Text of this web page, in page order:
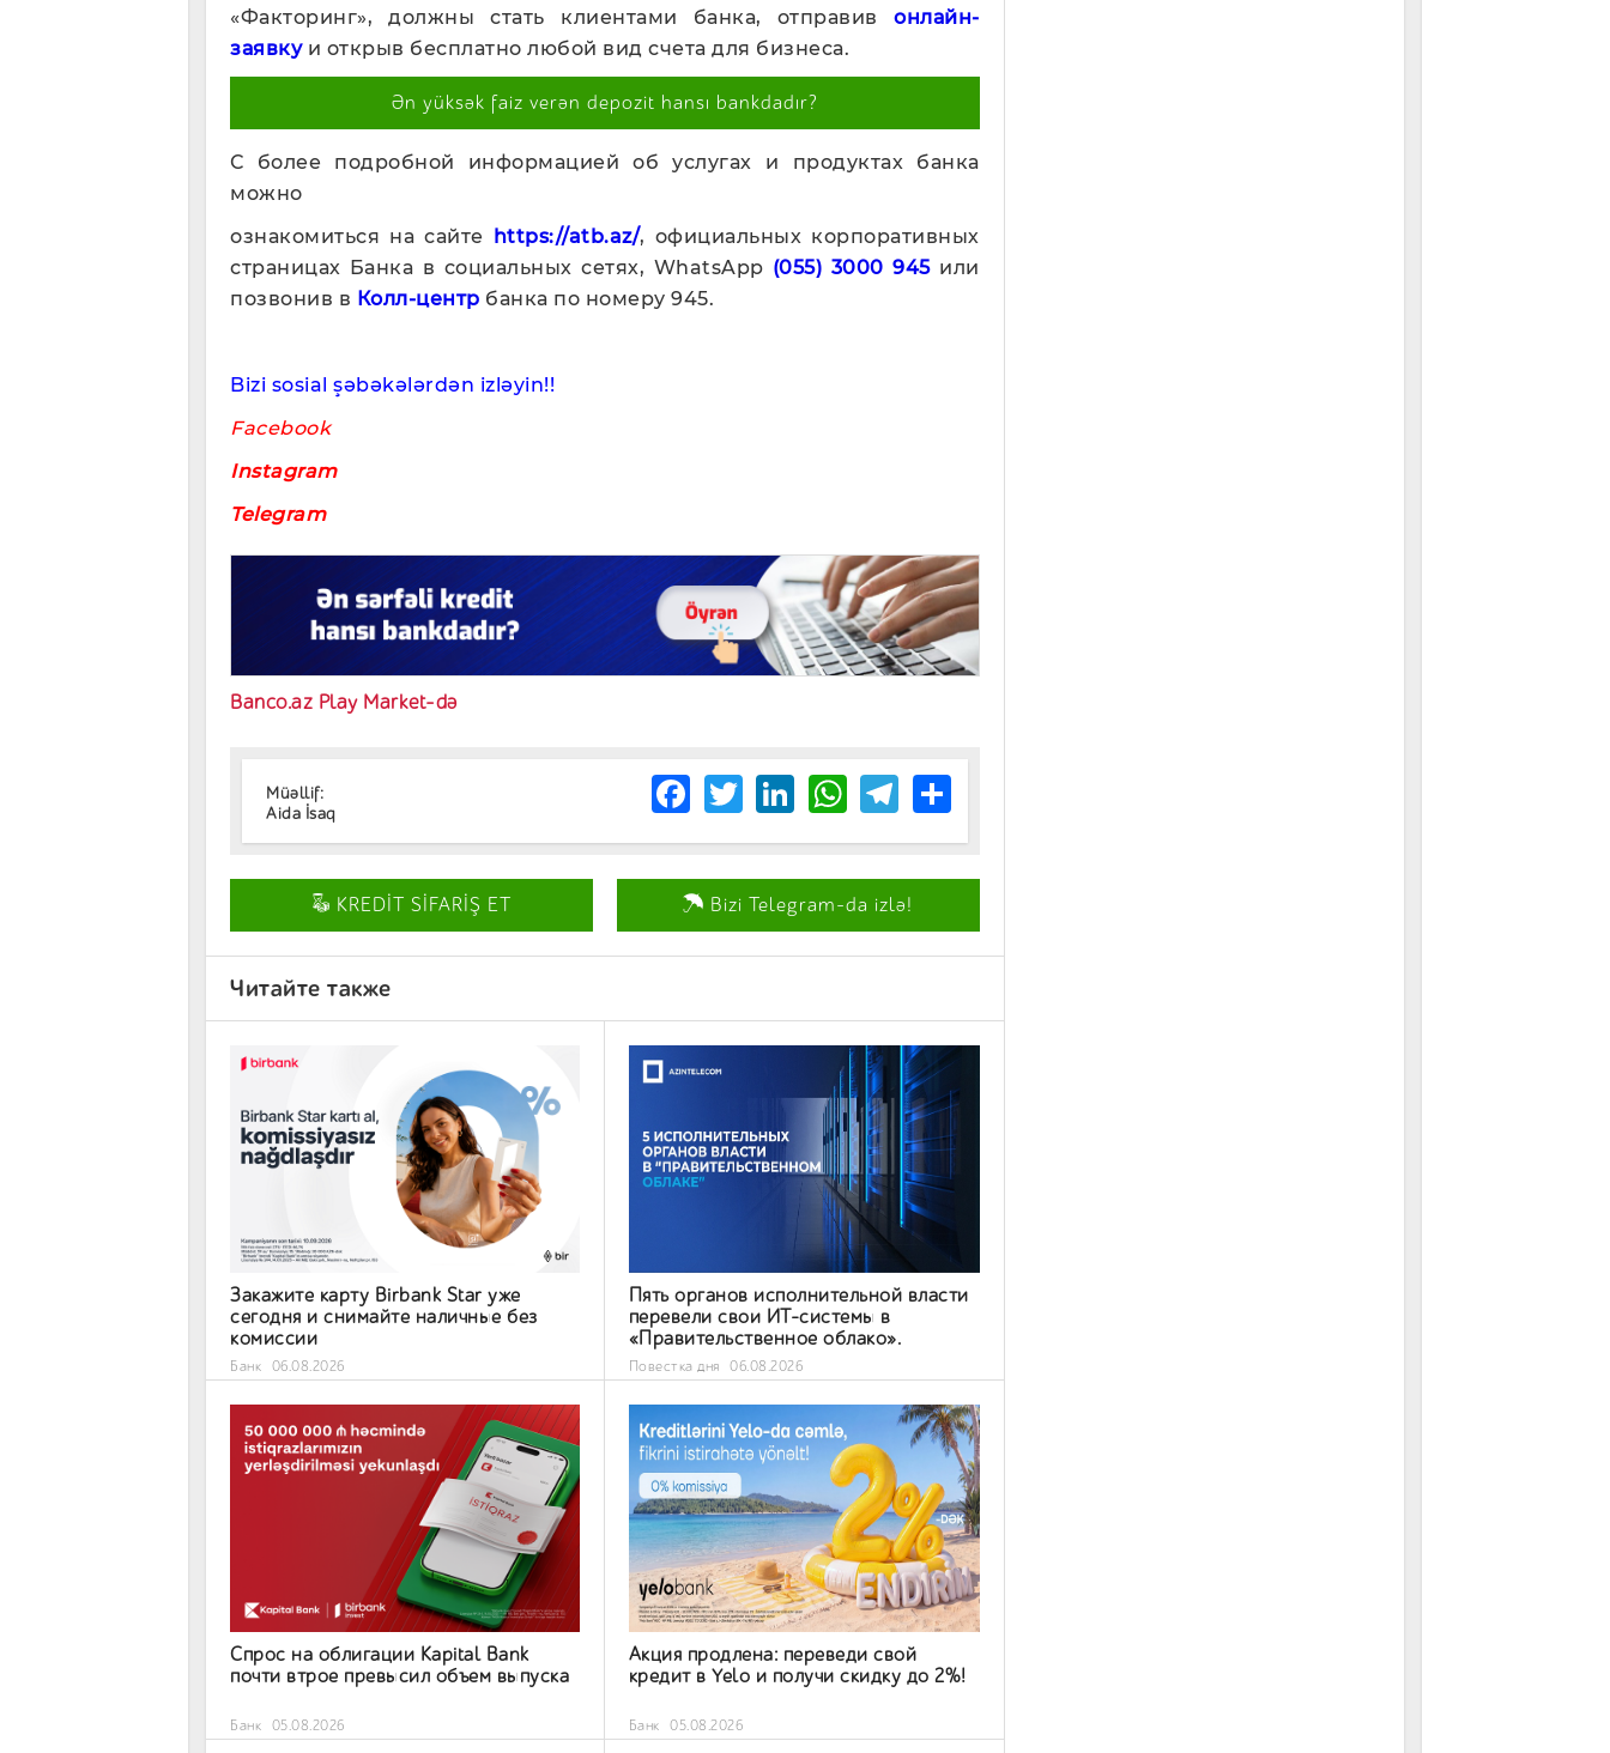
«Факторинг», должны стать клиентами банка, отправивонлайн-
заявкуи открыв бесплатно любой вид счета для бизнеса.
Ən yüksək faiz verən depozit hansı bankdadır?
С более подробной информацией об услугах и продуктах банка
можно
ознакомиться на сайте
https://atb.az/, официальных корпоративных
страницах Банка в социальных сетях, WhatsApp (055) 3000 945или
позвонив в Колл-центр банка по номеру 945.
Bizi sosial şəbəkələrdən izləyin!!
Facebook
Instagram
Telegram
Banco.az Play Market-də
Müəllif:
Aida İsaq
Facebook
TwitterLinkedIn
WhatsApp
Telegram
Share
KREDİT SİFARİŞ ET Bizi Telegram-da izlə!
Читайте также
Закажите карту Birbank Star уже
сегодня и снимайте наличные без
комиссии
Банк 06.08.2026
Пять органов исполнительной власти
перевели свои ИТ-системы в
«Правительственное облако».
Повестка дня 06.08.2026
Спрос на облигации Kapital Bank
почти втрое превысил объем выпуска
Банк 05.08.2026
Акция продлена: переведи свой
кредит в Yelo и получи скидку до 2%!
Банк 05.08.2026